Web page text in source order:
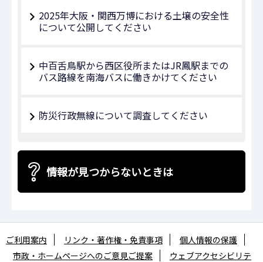
2025年大阪・関西万博における土壌の安全性
について公開してください
中百舌鳥駅から西区役所またはJR鳳駅までの
バス路線を南海バスに働きかけてください
防災行政無線について調査してください
情報が見つからないときは
ご利用案内 リンク・著作権・免責事項
個人情報の保護
市政・ホームページへのご意見ご提案
ウェブアクセシビリテ